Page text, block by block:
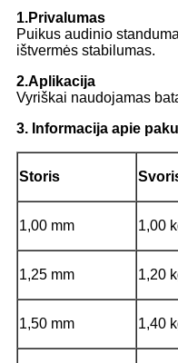
1.Privalumas
Puikus audinio
ištvermės stabilumas.
2.Aplikacija
Vyriškai naudojamas
3. Informacija apie
Storis
1,00 mm 1,00
1,25 mm 1,20
1,50 mm 1,40